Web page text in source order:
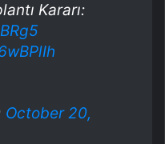
Kararı:
October 20,